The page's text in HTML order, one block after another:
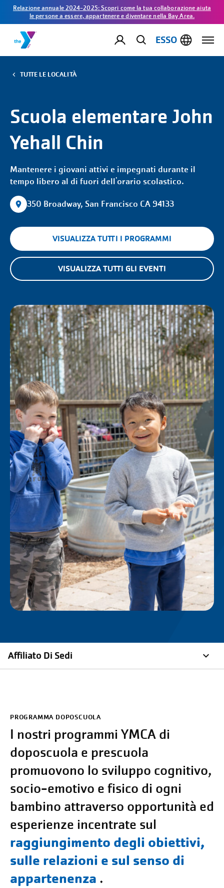
Relazione annuale 2024-2025: Scopri come la tua collaborazione aiuta
le persone a essere, appartenere e diventare nella Bay Area.
ESSO
TUTTE LE LOCALITÀ
Scuola elementare John
Yehall Chin
Mantenere i giovani attivi e impegnati durante il
tempo libero al di fuori dell'orario scolastico.
350 Broadway, San Francisco CA 94133
VISUALIZZA TUTTI I PROGRAMMI
VISUALIZZA TUTTI GLI EVENTI
Affiliato Di Sedi
PROGRAMMA DOPOSCUOLA
I nostri programmi YMCA di
doposcuola e prescuola
promuovono lo sviluppo cognitivo,
socio-emotivo e fisico di ogni
bambino attraverso opportunità ed
esperienze incentrate sul
raggiungimento degli obiettivi,
sulle relazioni e sul senso di
appartenenza .